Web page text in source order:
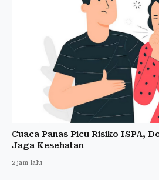
Cuaca Panas Picu Risiko ISPA,
Jaga Kesehatan
2 jam lalu